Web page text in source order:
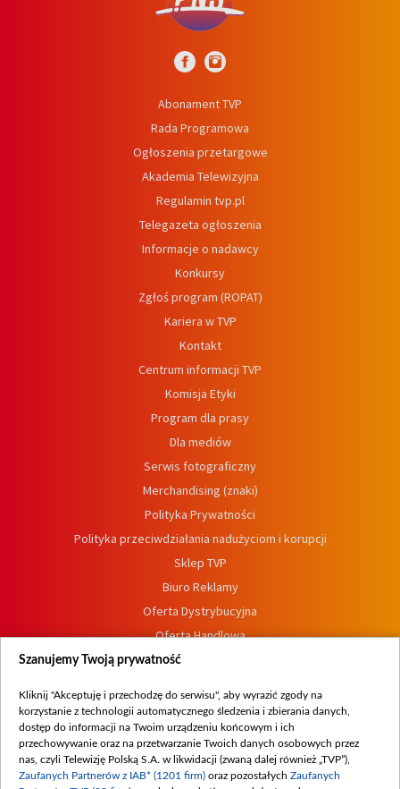
Abonament TVP
Rada Programowa
Ogłoszenia przetargowe
Akademia Telewizyjna
Regulamin tvp.pl
Telegazeta ogłoszenia
Informacje o nadawcy
Konkursy
Zgłoś program (ROPAT)
Kariera w TVP
Kontakt
Centrum informacji TVP
Komisja Etyki
Program dla prasy
Dla mediów
Serwis fotograficzny
Merchandising (znaki)
Polityka Prywatności
Polityka przeciwdziałania nadużyciom i korupcji
Sklep TVP
Biuro Reklamy
Oferta Dystrybucyjna
Oferta Handlowa
Dostępność
Procedura zgłoszeń wewnętrznych
Szanujemy Twoją prywatność
Kliknij "Akceptuję i przechodzę do serwisu", aby wyrazić zgody na
korzystanie z technologii automatycznego śledzenia i zbierania danych,
dostęp do informacji na Twoim urządzeniu końcowym i ich
przechowywanie oraz na przetwarzanie Twoich danych osobowych przez
nas, czyli Telewizję Polską S.A. w likwidacji (zwaną dalej również „TVP”),
Zaufanych Partnerów z IAB* (1201 firm) oraz pozostałych Zaufanych